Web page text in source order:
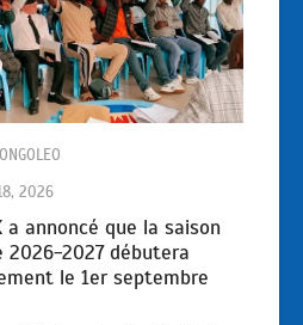
2026
a annoncé que la saison
2026-2027 débutera
le 1er septembre